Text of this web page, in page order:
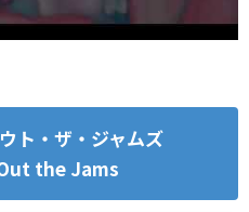
ト・ザ・ジャムズ
the Jams